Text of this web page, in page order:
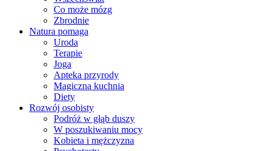
Co może mózg
Zbrodnie
Natura pomaga
Uroda
Terapie
Joga
Apteka przyrody
Magiczna kuchnia
Diety
Rozwój osobisty
Podróż w głąb duszy
W poszukiwaniu mocy
Kobieta i mężczyzna